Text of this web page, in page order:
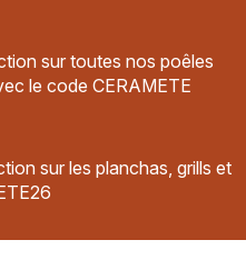
sur toutes nos poêles
le code CERAMETE
sur les planchas, grills et